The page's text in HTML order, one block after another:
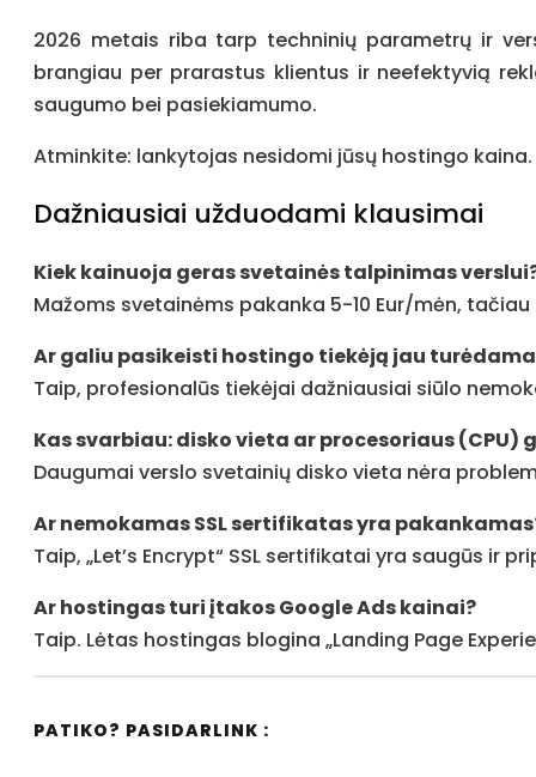
2026 metais riba tarp techninių parametrų ir
brangiau per prarastus klientus ir neefektyvią
saugumo bei pasiekiamumo.
Atminkite: lankytojas nesidomi jūsų hostingo
Dažniausiai užduodami klausimai
Kiek kainuoja geras svetainės talpinimas
Mažoms svetainėms pakanka 5-10 Eur/mėn,
Ar galiu pasikeisti hostingo tiekėją jau
Taip, profesionalūs tiekėjai dažniausiai siūlo
Kas svarbiau: disko vieta ar procesoriaus (CPU)
Daugumai verslo svetainių disko vieta nėra
Ar nemokamas SSL sertifikatas yra
Taip, „Let’s Encrypt“ SSL sertifikatai yra saugūs
Ar hostingas turi įtakos Google Ads kainai?
Taip. Lėtas hostingas blogina „Landing Page
PATIKO? PASIDARLINK :